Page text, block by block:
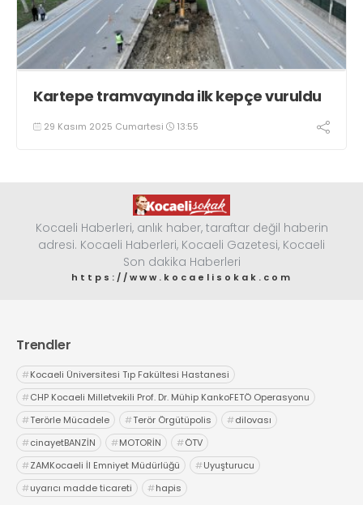
Kartepe tramvayında ilk kepçe vuruldu
29 Kasım 2025 Cumartesi 13:55
Kocaeli Haberleri, anlık haber, taraftar değil haberin
adresi. Kocaeli Haberleri, Kocaeli Gazetesi, Kocaeli
Son dakika Haberleri
https://www.kocaelisokak.com
Trendler
#Kocaeli Üniversitesi Tıp Fakültesi Hastanesi
#CHP Kocaeli Milletvekili Prof. Dr. Mühip KankoFETÖ Operasyonu
#Terörle Mücadele #Terör Örgütüpolis #dilovası
#cinayetBANZİN #MOTORİN #ÖTV
#ZAMKocaeli İl Emniyet Müdürlüğü #Uyuşturucu
#uyarıcı madde ticareti #hapis